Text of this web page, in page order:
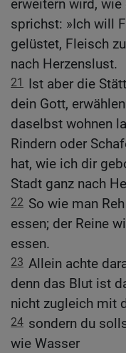
erweitern wird,
sprichst: »Ich will
gelüstet, Fleisch
nach Herzenslust.
21
Ist aber die
dein Gott,
daselbst wohnen
Rindern oder
hat, wie ich dir
Stadt ganz nach
22 So wie man
essen; der Reine
essen.
23 Allein achte
denn das Blut ist
nicht zugleich mit
24 sondern du
wie Wasser